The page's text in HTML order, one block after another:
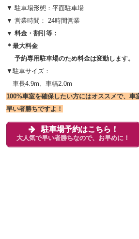
▼ 駐車場形態：平面駐車場
▼ 営業時間： 24時間営業
▼ 料金・割引等：
＊最大料金
予約専用駐車場のため料金は変動します。
▼駐車サイズ：
車長4.9m、車幅2.0m
100%車室を確保したい方にはオススメで、車
早い者勝ちですよ！
駐車場予約はこちら！
大人気で早い者勝ちなので、お早めに！